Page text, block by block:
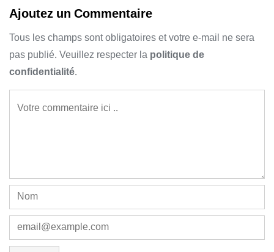
Ajoutez un Commentaire
Tous les champs sont obligatoires et votre e-mail ne sera
pas publié. Veuillez respecter lapolitique de
confidentialité.